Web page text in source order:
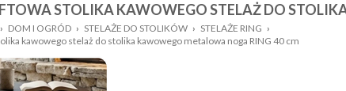
Płeć:
Kolor:
STOLIKA KAWOWEGO STELAŻ DO
› DOM I OGRÓD › STELAŻE DO STOLIKÓW › STELAŻE RING ›
kawowego stelaż do stolika kawowego metalowa noga RING 40 cm